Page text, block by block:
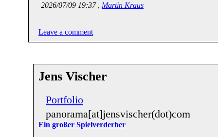
2026/07/09 19:37 , Martin Kraus
Leave a comment
Jens Vischer
Portfolio
panorama[at]jensvischer(dot)com
Ein großer Spielverderber